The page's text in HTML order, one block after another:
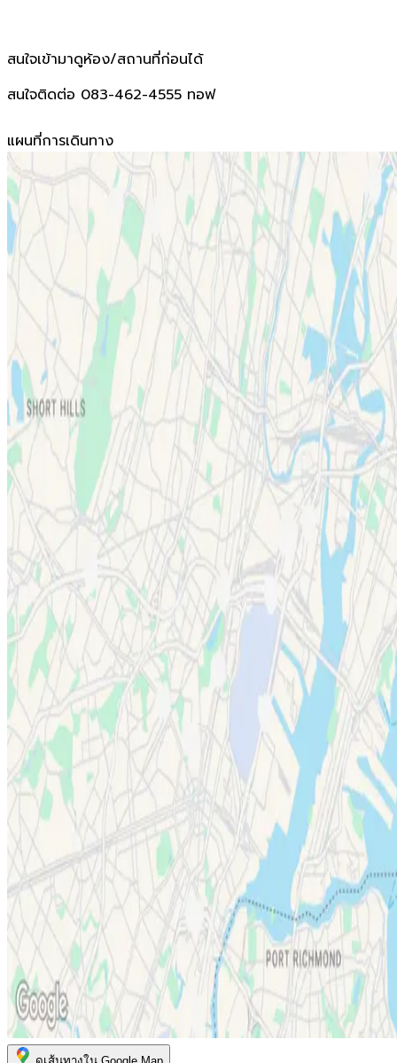
สนใจเข้ามาดูห้อง/สถานที่ก่อนได้
สนใจติดต่อ 083-462-4555 ทอฟ
แผนที่การเดินทาง